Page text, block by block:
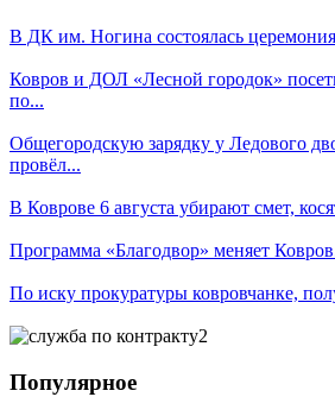
В ДК им. Ногина состоялась
Ковров и ДОЛ «Лесной городок»
по...
Общегородскую зарядку у Ледового
провёл...
В Коврове 6 августа убирают смет,
Программа «Благодвор» меняет
По иску прокуратуры ковровчанке,
Популярное